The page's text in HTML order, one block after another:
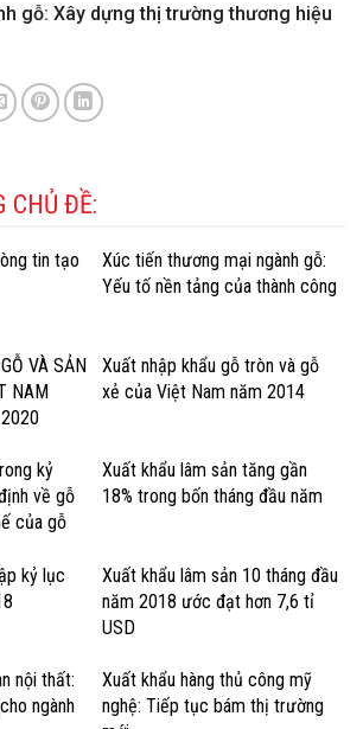
gỗ: Xây dựng thị trường thương hiệu
CHỦ ĐỀ:
tin tạo
Xúc tiến thương mại ngành gỗ:
Yếu tố nền tảng của thành công
VÀ SẢN
NAM
Xuất nhập khẩu gỗ tròn và gỗ
xẻ của Việt Nam năm 2014
kỷ
về gỗ
của gỗ
Xuất khẩu lâm sản tăng gần
18% trong bốn tháng đầu năm
kỷ lục
Xuất khẩu lâm sản 10 tháng đầu
năm 2018 ước đạt hơn 7,6 tỉ
USD
nội thất:
ngành
Xuất khẩu hàng thủ công mỹ
nghệ: Tiếp tục bám thị trường